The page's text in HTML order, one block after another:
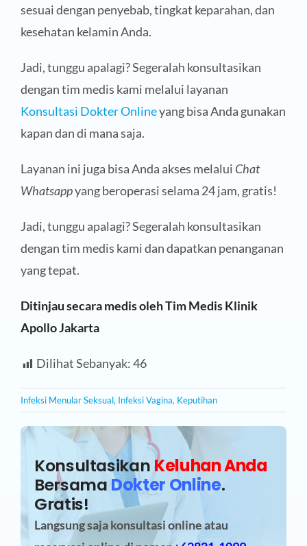
sesuai dengan penyebab, tingkat keparahan, dan
kesehatan kelamin Anda.
Jadi, tunggu apalagi? Segeralah konsultasikan
dengan tim medis kami melalui layanan
Konsultasi Dokter Onlineyang bisa Anda gunakan
kapan dan di mana saja.
Layanan ini juga bisa Anda akses melalui Chat
Whatsappyang beroperasi selama 24 jam, gratis!
Jadi, tunggu apalagi? Segeralah konsultasikan
dengan tim medis kami dan dapatkan penanganan
yang tepat.
Ditinjau secara medis oleh Tim Medis Klinik
Apollo Jakarta
Dilihat Sebanyak:46
Infeksi Menular Seksual, Infeksi Vagina, Keputihan
Konsultasikan Keluhan Anda
BersamaDokter Online.
Gratis!
Langsung saja konsultasi online atau